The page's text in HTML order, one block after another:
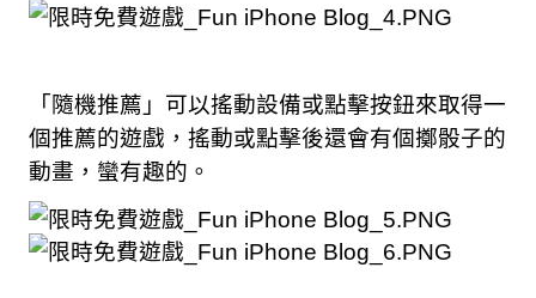
「隨機推薦」可以搖動設備或點擊按鈕來取得一
個推薦的遊戲，搖動或點擊後還會有個擲骰子的
動畫，蠻有趣的。